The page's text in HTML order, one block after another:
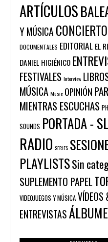
ARTÍCULOS
Y MÚSICA
DOCUMENTALES EDITORIAL EL
DANIEL HIGIÉNICO
FESTIVALES Interview
MÚSICA Music OPINIÓN
MIENTRAS ESCUCHAS
SOUNDS PORTADA -
RADIO SERIES
PLAYLISTSSin
SUPLEMENTO PAPEL
VIDEOJUEGOS Y MÚSICA VÍDEOS
ENTREVISTAS